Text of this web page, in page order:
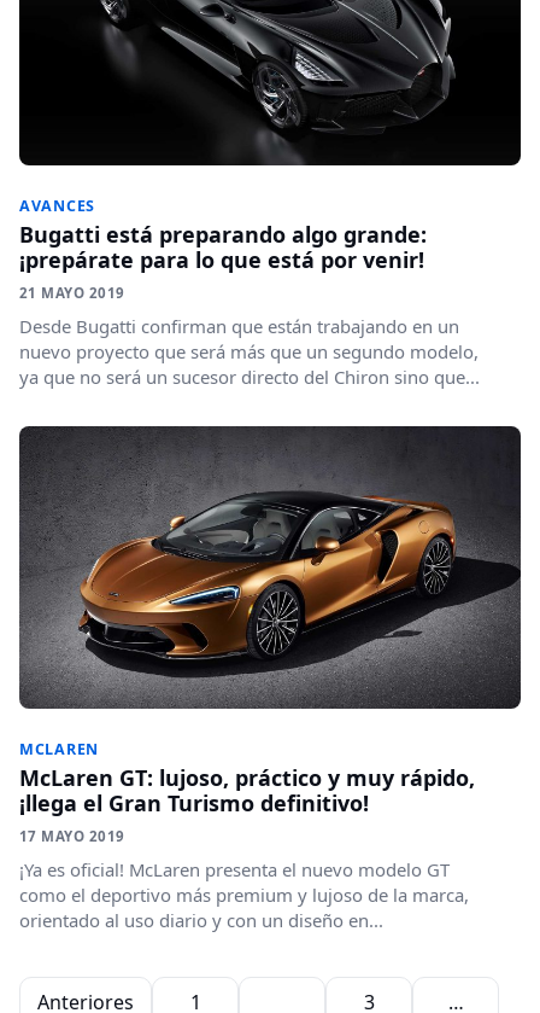
AVANCES
Bugatti está preparando algo grande:
¡prepárate para lo que está por venir!
21 MAYO 2019
Desde Bugatti confirman que están trabajando en un
nuevo proyecto que será más que un segundo modelo,
ya que no será un sucesor directo del Chiron sino que...
MCLAREN
McLaren GT: lujoso, práctico y muy rápido,
¡llega el Gran Turismo definitivo!
17 MAYO 2019
¡Ya es oficial! McLaren presenta el nuevo modelo GT
como el deportivo más premium y lujoso de la marca,
orientado al uso diario y con un diseño en...
Paginación de entradas
Anteriores 1 3 …